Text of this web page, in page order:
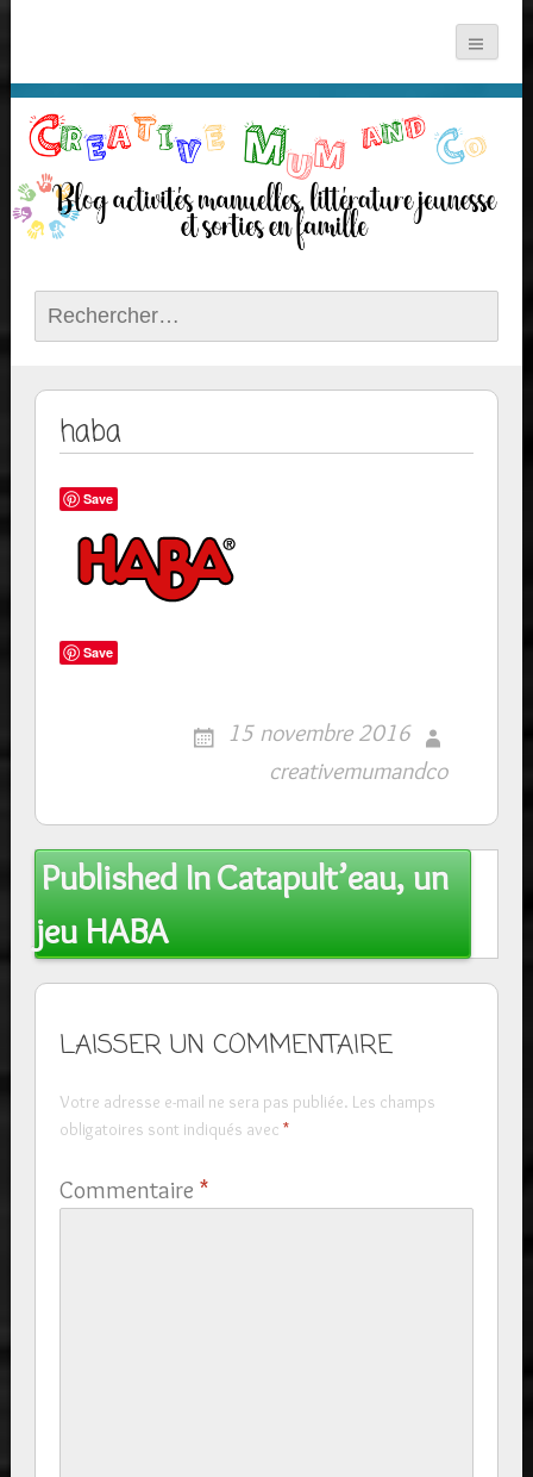
Rechercher :
haba
Save
Save
15 novembre 2016
creativemumandco
Post
navigation
Published InCatapult’eau, un
jeu HABA
LAISSER UN COMMENTAIRE
Votre adresse e-mail ne sera pas publiée. Les champs
obligatoires sont indiqués avec *
Commentaire *